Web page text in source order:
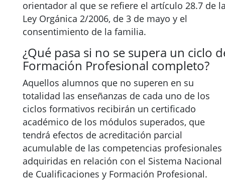
orientador al que se refiere el artículo 28.7 de
Ley Orgánica 2/2006, de 3 de mayo y el
consentimiento de la familia.
¿Qué pasa si no se supera un ciclo
Formación Profesional completo?
Aquellos alumnos que no superen en su
totalidad las enseñanzas de cada uno de los
ciclos formativos recibirán un certificado
académico de los módulos superados, que
tendrá efectos de acreditación parcial
acumulable de las competencias profesionales
adquiridas en relación con el Sistema Nacional
de Cualificaciones y Formación Profesional.